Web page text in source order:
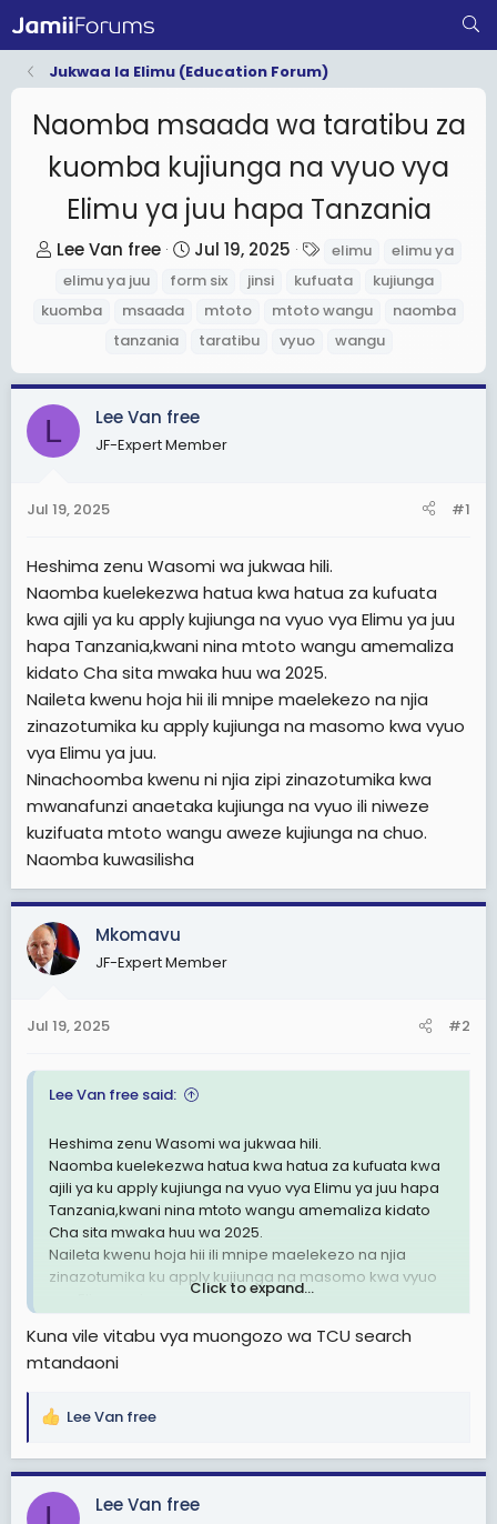
Jukwaa la Elimu (Education Forum)
Naomba msaada wa taratibu za
kuomba kujiunga na vyuo vya
Elimu ya juu hapa Tanzania
T
h
d
s
t
a
t
r
Lee Van free
S
t
d
a
Jul 19, 2025
a
elimu
elimu ya
elimu ya juu
form six jinsi kufuata
kujiunga
kuomba
msaada mtoto mtoto wangu
naomba
tanzania
taratibu vyuo wangu
L Lee Van free
JF-Expert Member
Jul 19, 2025 #1
Heshima zenu Wasomi wa jukwaa hili.
Naomba kuelekezwa hatua kwa hatua za kufuata
kwa ajili ya ku apply kujiunga na vyuo vya Elimu ya juu
hapa Tanzania,kwani nina mtoto wangu amemaliza
kidato Cha sita mwaka huu wa 2025.
Naileta kwenu hoja hii ili mnipe maelekezo na njia
zinazotumika ku apply kujiunga na masomo kwa vyuo
vya Elimu ya juu.
Ninachoomba kwenu ni njia zipi zinazotumika kwa
mwanafunzi anaetaka kujiunga na vyuo ili niweze
kuzifuata mtoto wangu aweze kujiunga na chuo.
Naomba kuwasilisha
Mkomavu
JF-Expert Member
Jul 19, 2025 #2
Lee Van free said:
Heshima zenu Wasomi wa jukwaa hili.
Naomba kuelekezwa hatua kwa hatua za kufuata kwa
ajili ya ku apply kujiunga na vyuo vya Elimu ya juu hapa
Tanzania,kwani nina mtoto wangu amemaliza kidato
Cha sita mwaka huu wa 2025.
Naileta kwenu hoja hii ili mnipe maelekezo na njia
zinazotumika ku apply kujiunga na masomo kwa vyuo
mwanafunzi anaetaka kujiunga na vyuo ili niweze
kuzifuata mtoto wangu aweze kujiunga na chuo.
Click to expand...
Kuna vile vitabu vya muongozo wa TCU search
mtandaoni
R
a
c
Lee Van free
Lee Van free